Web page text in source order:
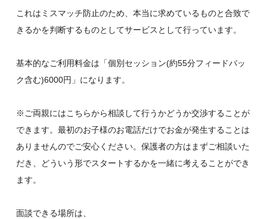
これはミスマッチ防止のため、本当に求めているものと合致で
きるかを判断するものとしてサービスとして行っています。
基本的なご利用料金は「個別セッション(約55分フィードバッ
ク含む)6000円」になります。
※ご両親にはこちらから相談して行うかどうか交渉することが
できます。最初のお子様のお電話だけでお金が発生することは
ありませんのでご安心ください。保護者の方はまずご相談いた
だき、どういう形でスタートするかを一緒に考えることができ
ます。
面談できる場所は、